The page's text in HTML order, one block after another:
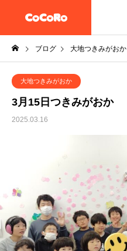
ブログ 大地つきみがおか
大地つきみがおか
3月15日つきみがおか
2025.03.16